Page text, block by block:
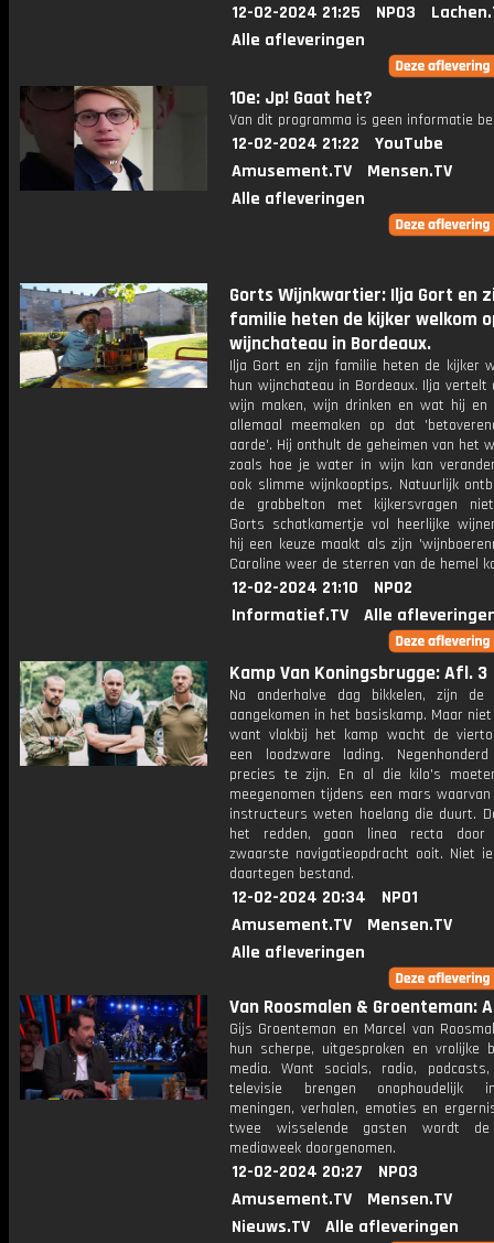
12-02-2024 21:25 NPO3
Alle afleveringen
10e: Jp! Gaat het?
Van dit programma is geen informatie
12-02-2024 21:22
YouTube
Amusement.TV
Mensen.TV
Alle afleveringen
Gorts Wijnkwartier: Ilja Gort en
familie heten de kijker welkom
wijnchateau in Bordeaux.
Ilja Gort en zijn familie heten de kijker
hun wijnchateau in Bordeaux. Ilja vertelt
wijn maken, wijn drinken en wat hij en
allemaal meemaken op dat
aarde'. Hij onthult de geheimen van het
zoals hoe je water in wijn kan
ook slimme wijnkooptips. Natuurlijk
de grabbelton met kijkersvragen
Gorts schatkamertje vol heerlijke
hij een keuze maakt als zijn
Caroline weer de sterren van de hemel
12-02-2024 21:10
NPO2
Informatief.TV
Alle
Kamp Van Koningsbrugge: Afl. 3
Na anderhalve dag bikkelen, zijn de
aangekomen in het basiskamp. Maar
want vlakbij het kamp wacht de
een loodzware lading.
precies te zijn. En al die kilo's
meegenomen tijdens een mars
instructeurs weten hoelang die duurt.
het redden, gaan linea recta
zwaarste navigatieopdracht ooit. Niet
daartegen bestand.
12-02-2024 20:34
NPO1
Amusement.TV
Mensen.TV
Alle afleveringen
Van Roosmalen & Groenteman:
Gijs Groenteman en Marcel van
hun scherpe, uitgesproken en vrolijke
media. Want socials, radio,
televisie brengen onophoudelijk
meningen, verhalen, emoties en
twee wisselende gasten wordt de
mediaweek doorgenomen.
12-02-2024 20:27
NPO3
Amusement.TV
Mensen.TV
Nieuws.TV
Alle afleveringen